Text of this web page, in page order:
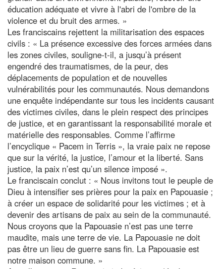
éducation adéquate et vivre à l'abri de l'ombre de la
violence et du bruit des armes. »
Les franciscains rejettent la militarisation des espaces
civils : « La présence excessive des forces armées dans
les zones civiles, souligne-t-il, a jusqu’à présent
engendré des traumatismes, de la peur, des
déplacements de population et de nouvelles
vulnérabilités pour les communautés. Nous demandons
une enquête indépendante sur tous les incidents causant
des victimes civiles, dans le plein respect des principes
de justice, et en garantissant la responsabilité morale et
matérielle des responsables. Comme l’affirme
l’encyclique « Pacem in Terris », la vraie paix ne repose
que sur la vérité, la justice, l’amour et la liberté. Sans
justice, la paix n’est qu’un silence imposé ».
Le franciscain conclut : « Nous invitons tout le peuple de
Dieu à intensifier ses prières pour la paix en Papouasie ;
à créer un espace de solidarité pour les victimes ; et à
devenir des artisans de paix au sein de la communauté.
Nous croyons que la Papouasie n’est pas une terre
maudite, mais une terre de vie. La Papouasie ne doit
pas être un lieu de guerre sans fin. La Papouasie est
notre maison commune. »